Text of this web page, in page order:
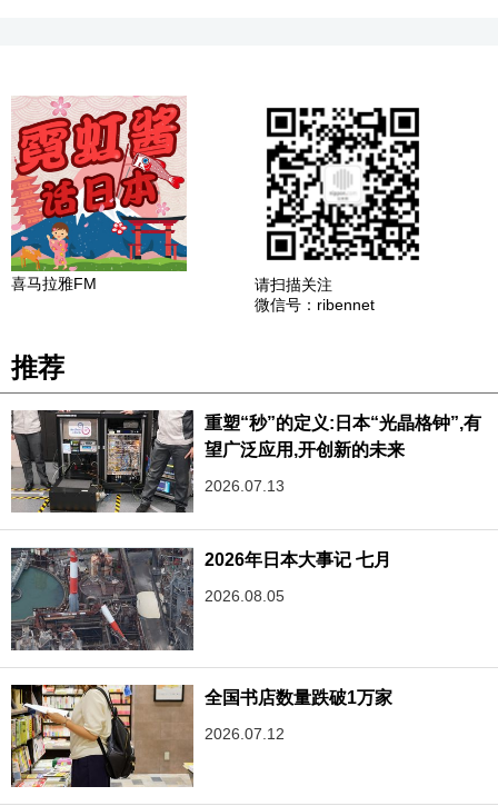
喜马拉雅FM
请扫描关注
微信号：ribennet
推荐
重塑“秒”的定义:日本“光晶格钟”,有
望广泛应用,开创新的未来
2026.07.13
2026年日本大事记 七月
2026.08.05
全国书店数量跌破1万家
2026.07.12